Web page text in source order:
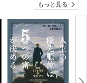
もっと見る